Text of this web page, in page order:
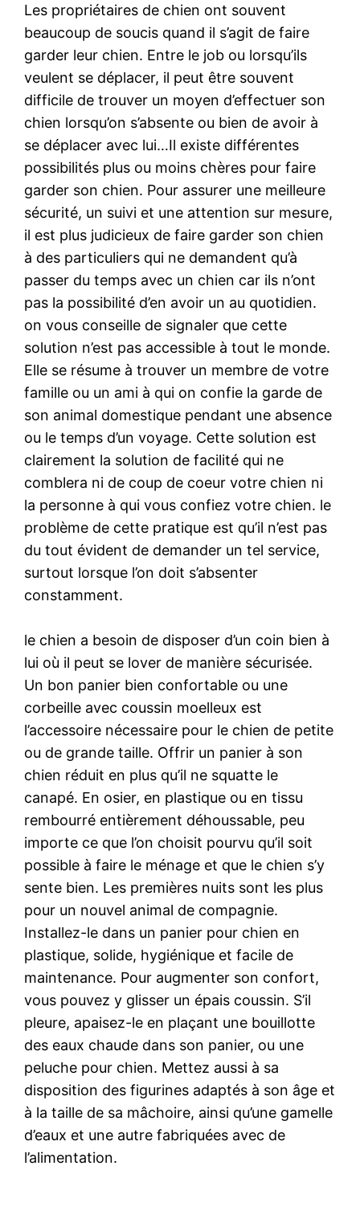
Les propriétaires de chien ont souvent
beaucoup de soucis quand il s’agit de faire
garder leur chien. Entre le job ou lorsqu’ils
veulent se déplacer, il peut être souvent
difficile de trouver un moyen d’effectuer son
chien lorsqu’on s’absente ou bien de avoir à
se déplacer avec lui…Il existe différentes
possibilités plus ou moins chères pour faire
garder son chien. Pour assurer une meilleure
sécurité, un suivi et une attention sur mesure,
il est plus judicieux de faire garder son chien
à des particuliers qui ne demandent qu’à
passer du temps avec un chien car ils n’ont
pas la possibilité d’en avoir un au quotidien.
on vous conseille de signaler que cette
solution n’est pas accessible à tout le monde.
Elle se résume à trouver un membre de votre
famille ou un ami à qui on confie la garde de
son animal domestique pendant une absence
ou le temps d’un voyage. Cette solution est
clairement la solution de facilité qui ne
comblera ni de coup de coeur votre chien ni
la personne à qui vous confiez votre chien. le
problème de cette pratique est qu’il n’est pas
du tout évident de demander un tel service,
surtout lorsque l’on doit s’absenter
constamment.
le chien a besoin de disposer d’un coin bien à
lui où il peut se lover de manière sécurisée.
Un bon panier bien confortable ou une
corbeille avec coussin moelleux est
l’accessoire nécessaire pour le chien de petite
ou de grande taille. Offrir un panier à son
chien réduit en plus qu’il ne squatte le
canapé. En osier, en plastique ou en tissu
rembourré entièrement déhoussable, peu
importe ce que l’on choisit pourvu qu’il soit
possible à faire le ménage et que le chien s’y
sente bien. Les premières nuits sont les plus
pour un nouvel animal de compagnie.
Installez-le dans un panier pour chien en
plastique, solide, hygiénique et facile de
maintenance. Pour augmenter son confort,
vous pouvez y glisser un épais coussin. S’il
pleure, apaisez-le en plaçant une bouillotte
des eaux chaude dans son panier, ou une
peluche pour chien. Mettez aussi à sa
disposition des figurines adaptés à son âge et
à la taille de sa mâchoire, ainsi qu’une gamelle
d’eaux et une autre fabriquées avec de
l’alimentation.